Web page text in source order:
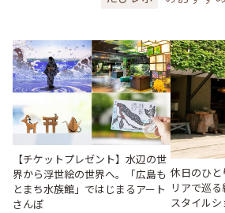
【チケットプレゼント】水辺の世
界から浮世絵の世界へ。「広島も
とまち水族館」ではじまるアート
さんぽ
休日のひ
リアで巡
スタイル